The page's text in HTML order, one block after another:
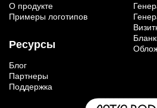
О продукте
Примеры логотипов
Ресурсы
Блог
Партнеры
Поддержка